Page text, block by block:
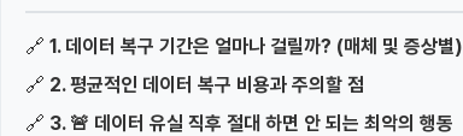
🔗 1. 데이터 복구 기간은 얼마나 걸릴까? (매체 및 증상별)
🔗 2. 평균적인 데이터 복구 비용과 주의할 점
🔗 3. 🚨 데이터 유실 직후 절대 하면 안 되는 최악의 행동